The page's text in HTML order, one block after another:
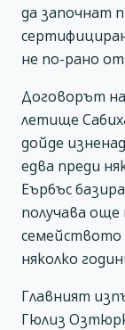
да започнат
не по-рано от
Договорът
летище
дойде
едва преди
Еърбъс
получава
семейството
няколко
Главният
Гюлиз